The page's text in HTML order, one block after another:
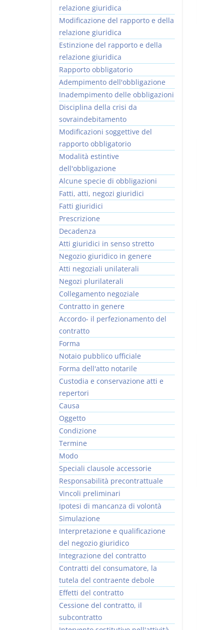
relazione giuridica
Modificazione del rapporto e della
relazione giuridica
Estinzione del rapporto e della
relazione giuridica
Rapporto obbligatorio
Adempimento dell'obbligazione
Inadempimento delle obbligazioni
Disciplina della crisi da
sovraindebitamento
Modificazioni soggettive del
rapporto obbligatorio
Modalità estintive
dell'obbligazione
Alcune specie di obbligazioni
Fatti, atti, negozi giuridici
Fatti giuridici
Prescrizione
Decadenza
Atti giuridici in senso stretto
Negozio giuridico in genere
Atti negoziali unilaterali
Negozi plurilaterali
Collegamento negoziale
Contratto in genere
Accordo- il perfezionamento del
contratto
Forma
Notaio pubblico ufficiale
Forma dell'atto notarile
Custodia e conservazione atti e
repertori
Causa
Oggetto
Condizione
Termine
Modo
Speciali clausole accessorie
Responsabilità precontrattuale
Vincoli preliminari
Ipotesi di mancanza di volontà
Simulazione
Interpretazione e qualificazione
del negozio giuridico
Integrazione del contratto
Contratti del consumatore, la
tutela del contraente debole
Effetti del contratto
Cessione del contratto, il
subcontratto